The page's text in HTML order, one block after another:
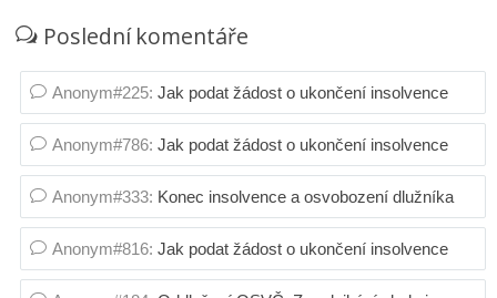
Poslední komentáře
Anonym#225:Jak podat žádost o ukončení insolvence
Anonym#786:Jak podat žádost o ukončení insolvence
Anonym#333: Konec insolvence a osvobození dlužníka
Anonym#816:Jak podat žádost o ukončení insolvence